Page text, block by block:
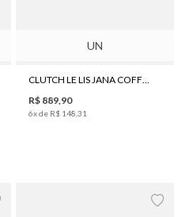
UN
CLUTCH LE LIS JANA COFFEE G FEMININO
R$ 889 90
6x de R$ 148 31